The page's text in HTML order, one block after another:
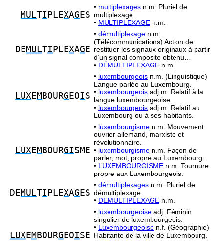
MULTI PLEXAG ES
• multiplexages n.m. Pluriel de
multiplexage.
• MULTIPLEXAGE n.m.
DEMULTI PLEXAG E
• démultiplexage n.m.
(Télécommunications) Action de
restituer les signaux originaux à partir
d’un signal composite obtenu…
• DÉMULTIPLEXAGE n.m.
LUXEM BOURG EOIS
• luxembourgeois n.m. (Linguistique)
Langue parlée au Luxembourg.
• luxembourgeois adj.m. Relatif à la
langue luxembourgeoise.
• luxembourgeois adj.m. Relatif au
Luxembourg ou à ses habitants.
LUXEM BOURGISME
• luxembourgisme n.m. Mouvement
ouvrier allemand, marxiste et
révolutionnaire.
• luxembourgisme n.m. Façon de
parler, mot, propre au Luxembourg.
• LUXEMBOURGISME n.m. Tournure
propre aux Luxembourgeois.
DEMULTI PLEXAG ES
• démultiplexages n.m. Pluriel de
démultiplexage.
• DÉMULTIPLEXAGE n.m.
LUXEM BOURG EOISE
• luxembourgeoise adj. Féminin
singulier de luxembourgeois.
• Luxembourgeoise n.f. (Géographie)
Habitante de la ville de Luxembourg.